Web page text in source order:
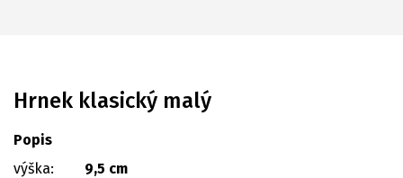
Hrnek klasický malý
Popis
výška:
9,5 cm